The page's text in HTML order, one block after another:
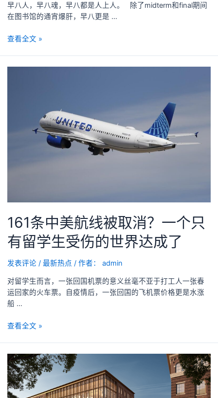
早八人，早八魂，早八都是人上人。 除了midterm和final期间
在图书馆的通宵爆肝，早八更是 …
查看全文 »
161条中美航线被取消？一个只
有留学生受伤的世界达成了
发表评论 / 最新热点 / 作者： admin
对留学生而言，一张回国机票的意义丝毫不亚于打工人一张春
运回家的火车票。自疫情后，一张回国的飞机票价格更是水涨
船 …
查看全文 »